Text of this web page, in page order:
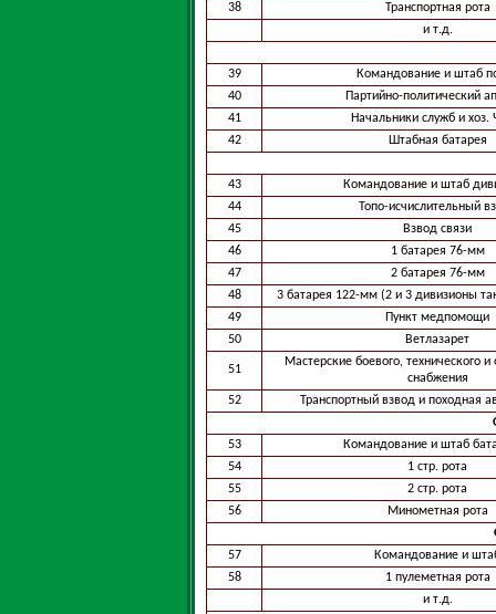
38
Транспортная рота
и т.д.
39
Командование и штаб
40
Партийно-политический
41
Начальники служб и хоз.
42
Штабная батарея
43
Командование и штаб
44
Топо-исчислительный
45
Взвод связи
46
1 батарея 76-мм
47
2 батарея 76-мм
48
3 батарея 122-мм (2 и 3 дивизионы
49
Пункт медпомощи
50
Ветлазарет
51
Мастерские боевого, технического
снабжения
52
Транспортный взвод и походная
53
Командование и штаб
54
1 стр. рота
55
2 стр. рота
56
Минометная рота
57
Командование и
58
1 пулеметная рота
и т.д.